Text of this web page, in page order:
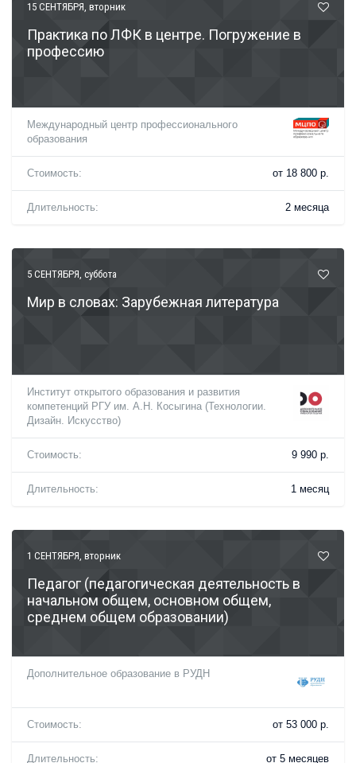
15 СЕНТЯБРЯ, вторник
Практика по ЛФК в центре. Погружение в
профессию
Международный центр профессионального
образования
Стоимость: от 18 800 р.
Длительность: 2 месяца
5 СЕНТЯБРЯ, суббота
Мир в словах: Зарубежная литература
Институт открытого образования и развития
компетенций РГУ им. А.Н. Косыгина (Технологии.
Дизайн. Искусство)
Стоимость: 9 990 р.
Длительность: 1 месяц
1 СЕНТЯБРЯ, вторник
Педагог (педагогическая деятельность в
начальном общем, основном общем,
среднем общем образовании)
Дополнительное образование в РУДН
Стоимость: от 53 000 р.
Длительность: от 5 месяцев